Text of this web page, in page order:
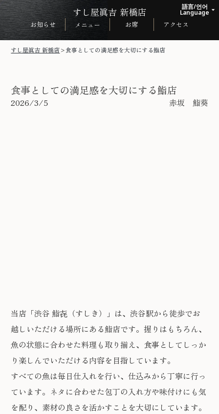
すし屋眞吉 新橋店>食事としての満足感を大切にする鮨店
食事としての満足感を大切にする鮨店
2026/3/5 赤坂 鮨葵
当店「渋谷 鮨㐂（すしき）」は、渋谷駅から徒歩でお
越しいただける場所にある鮨店です。握りはもちろん、
魚の状態に合わせた料理も取り揃え、食事としてしっか
り楽しんでいただける内容を目指しています。
すべての魚は毎日仕入れを行い、仕込みから丁寧に行っ
ています。ネタに合わせた包丁の入れ方や味付けにも気
を配り、素材の良さを活かすことを大切にしています。
語言/언어
Language arrow_drop_up
すし屋眞吉 新橋店
お知らせ メニュー お席 アクセス